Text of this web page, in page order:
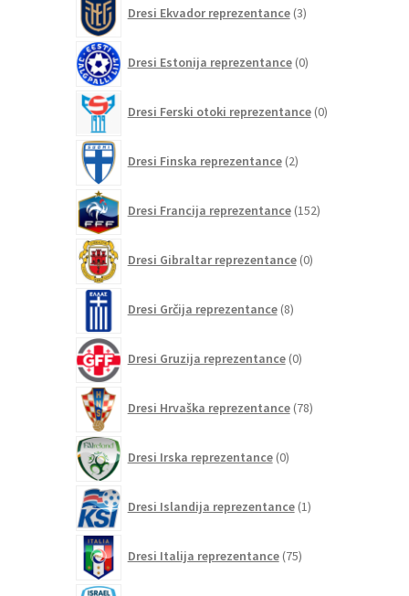
Dresi Ekvador reprezentance 3izdelki
Dresi Estonija reprezentance 0izdelkov
Dresi Ferski otoki reprezentance 0izdelkov
Dresi Finska reprezentance 2izdelka
Dresi Francija reprezentance 152izdelkov
Dresi Gibraltar reprezentance 0izdelkov
Dresi Grčija reprezentance 8izdelkov
Dresi Gruzija reprezentance 0izdelkov
Dresi Hrvaška reprezentance 78izdelkov
Dresi Irska reprezentance 0izdelkov
Dresi Islandija reprezentance 1izdelek
Dresi Italija reprezentance 75izdelkov